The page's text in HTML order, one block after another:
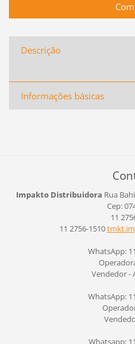
Descrição
Informações básicas
Impakto Distribuidora Rua
Cep:
11
11 2756-1510
WhatsApp:
Vendedor -
WhatsApp:
Whatsapp: